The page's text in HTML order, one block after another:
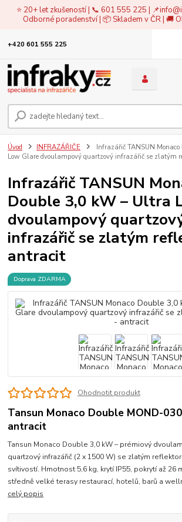
⭐ 20+ let zkušeností | 📞 601 555 225 | 📌
Odborné poradenství | 📦 Skladem v ČR | 🚚
+420 601 555 225
Úvod INFRAZÁŘIČE
Infrazářič TANSUN
Low Glare dvoulampový quartzový infrazářič se zlatým
Infrazářič TANSUN
Double 3,0 kW – Ultra
dvoulampový
infrazářič se zlatým
antracit
Doprava ZDARMA
Ohodnotit produkt
Tansun Monaco Double MOND-
antracit
Tansun Monaco Double 3,0 kW – prémiový
quartzový infrazářič (2 x 1500 W) se zlatým
svítivostí. Hmotnost 5,6 kg, krytí IP55, pokrytí až 26
středně velké terasy restaurací, hotelů, barů a
celý popis